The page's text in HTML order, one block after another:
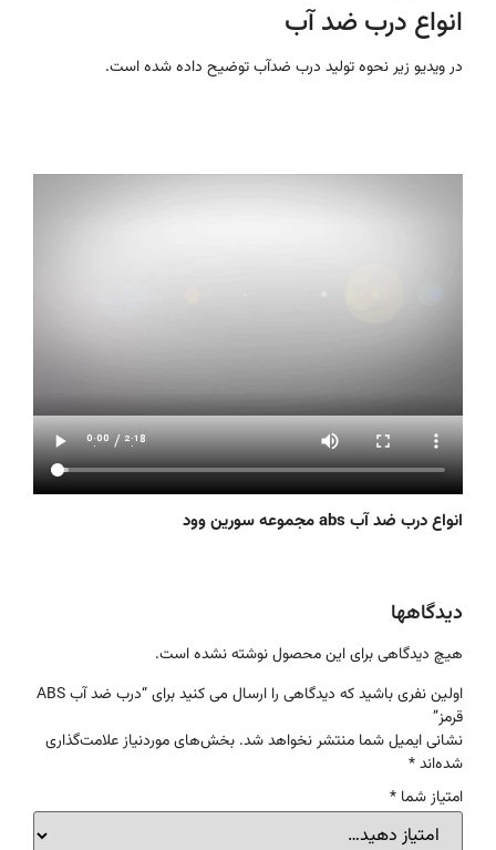
انواع درب ضد آب
در ویدیو زیر نحوه تولید درب ضدآب توضیح داده شده است.
انواع درب ضد آب abs مجموعه سورین وود
دیدگاهها
هیچ دیدگاهی برای این محصول نوشته نشده است.
اولین نفری باشید که دیدگاهی را ارسال می کنید برای “درب ضد آب ABS
قرمز”
نشانی ایمیل شما منتشر نخواهد شد. بخش‌های موردنیاز علامت‌گذاری
شده‌اند*
امتیاز شما *